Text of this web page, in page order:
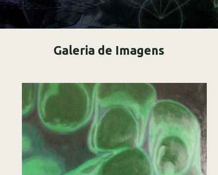
Galeria de Imagens